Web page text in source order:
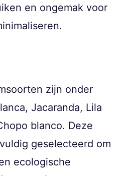
en ongemak voor
zijn onder
Jacaranda, Lila
blanco. Deze
geselecteerd om
ecologische